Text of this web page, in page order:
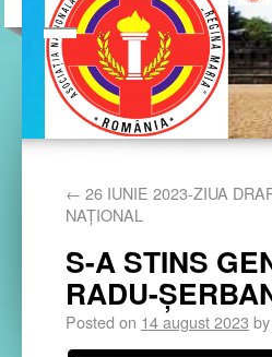
← 26 IUNIE 2023-ZIUA
NAȚIONAL
S-A STINS
RADU-
Posted on 14 august 2023 by